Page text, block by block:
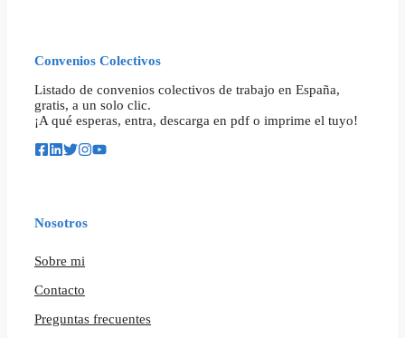
Convenios Colectivos
Listado de convenios colectivos de trabajo en España,
gratis, a un solo clic.
¡A qué esperas, entra, descarga en pdf o imprime el tuyo!
Nosotros
Sobre mi
Contacto
Preguntas frecuentes